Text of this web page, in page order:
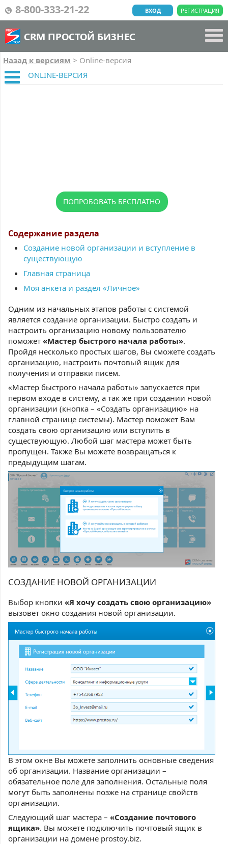
8-800-333-21-22 РЕГИСТРАЦИЯ
ВХОД
CRM ПРОСТОЙ БИЗНЕС
Назад к версиям > Online-версия
ONLINE-ВЕРСИЯ
ПОПРОБОВАТЬ БЕСПЛАТНО
Содержание раздела
Создание новой организации и вступление в
существующую
Главная страница
Моя анкета и раздел «Личное»
Одним из начальных этапов работы с системой
является создание организации. Быстро создать и
настроить организацию новому пользователю
поможет «Мастер быстрого начала работы».
Пройдя несколько простых шагов, Вы сможете создать
организацию, настроить почтовый ящик для
получения и отправки писем.
«Мастер быстрого начала работы» запускается при
первом входе в систему, а так же при создании новой
организации (кнопка – «Создать организацию» на
главной странице системы). Мастер поможет Вам
создать свою организацию или вступить в
существующую. Любой шаг мастера может быть
пропущен. Также Вы можете возвращаться к
предыдущим шагам.
СОЗДАНИЕ НОВОЙ ОРГАНИЗАЦИИ
Выбор кнопки «Я хочу создать свою организацию»
вызовет окно создания новой организации.
В этом окне Вы можете заполнить основные сведения
об организации. Название организации –
обязательное поле для заполнения. Остальные поля
могут быть заполнены позже на странице свойств
организации.
Следующий шаг мастера – «Создание почтового
ящика». Вы можете подключить почтовый ящик в
организации на домене prostoy.biz.